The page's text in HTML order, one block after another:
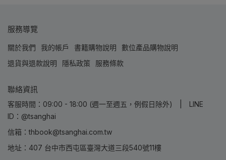
服務導覽
關於我們 我的帳戶 書籍購物說明
數位產品購物說明
退貨與退款說明
隱私政策 服務條款
聯絡資訊
客服時間：09:00 - 18:00 (週一至週五，例假日除外) | LINE
ID：@tsanghai
信箱：thbook@tsanghai.com.tw
地址：407 台中市西屯區臺灣大道三段540號11樓